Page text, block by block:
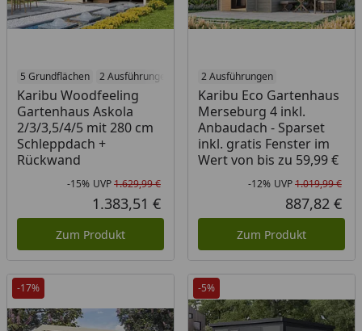
5 Grundflächen 2 Ausführungen
Karibu Woodfeeling
Gartenhaus Askola
2/3/3,5/4/5 mit 280 cm
Schleppdach +
Rückwand
Rabatt in Prozent
-15%
Ursprünglicher Preis
UVP1.629,99 €
Aktueller Preis
1.383,51 €
Zum Produkt
2 Ausführungen
Karibu Eco Gartenhaus
Merseburg 4 inkl.
Anbaudach - Sparset
inkl. gratis Fenster im
Wert von bis zu 59,99 €
-12% UVP1.019,99 €
887,82 €
Zum Produkt
-17% -5%